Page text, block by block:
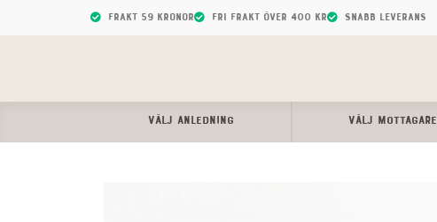
Frakt 59 kronor Fri frakt över 400 kr Snabb leverans
VÄLJ ANLEDNING VÄLJ MOTTAGARE